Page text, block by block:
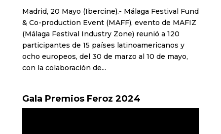
Madrid, 20 Mayo (Ibercine).- Málaga Festival Fund
& Co-production Event (MAFF), evento de MAFIZ
(Málaga Festival Industry Zone) reunió a 120
participantes de 15 países latinoamericanos y
ocho europeos, del 30 de marzo al 10 de mayo,
con la colaboración de...
Gala Premios Feroz 2024